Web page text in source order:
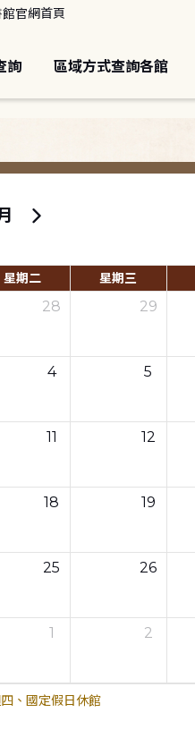
官網首頁
詢 區域方式查詢各館
星期二 星期三
28 29
4 5
11 12
18 19
25 26
1 2
、國定假日休館